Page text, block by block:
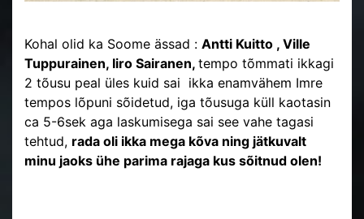
Kohal olid ka Soome ässad : Antti Kuitto , Ville
Tuppurainen, Iiro Sairanen, tempo tõmmati ikkagi
2 tõusu peal üles kuid sai ikka enamvähem Imre
tempos lõpuni sõidetud, iga tõusuga küll kaotasin
ca 5-6sek aga laskumisega sai see vahe tagasi
tehtud, rada oli ikka mega kõva ning jätkuvalt
minu jaoks ühe parima rajaga kus sõitnud olen!